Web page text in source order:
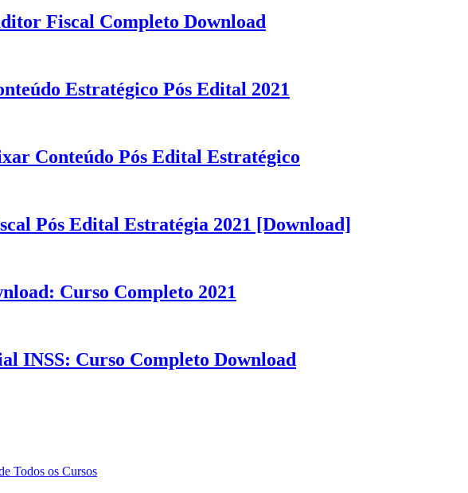
Fiscal Completo Download
Estratégico Pós Edital 2021
Conteúdo Pós Edital Estratégico
Pós Edital Estratégia 2021 [Download]
Curso Completo 2021
INSS: Curso Completo Download
Todos os Cursos